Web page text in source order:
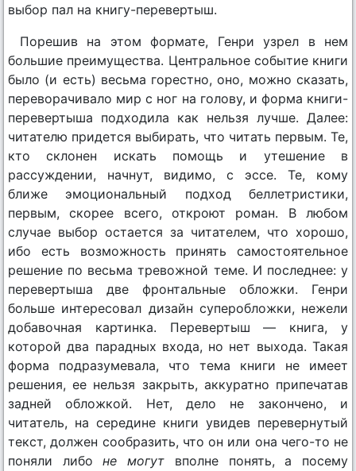
выбор пал на книгу-перевертыш.
Порешив на этом формате, Генри узрел в нем
большие преимущества. Центральное событие книги
было (и есть) весьма горестно, оно, можно сказать,
переворачивало мир с ног на голову, и форма книги-
перевертыша подходила как нельзя лучше. Далее:
читателю придется выбирать, что читать первым. Те,
кто склонен искать помощь и утешение в
рассуждении, начнут, видимо, с эссе. Те, кому
ближе эмоциональный подход беллетристики,
первым, скорее всего, откроют роман. В любом
случае выбор остается за читателем, что хорошо,
ибо есть возможность принять самостоятельное
решение по весьма тревожной теме. И последнее: у
перевертыша две фронтальные обложки. Генри
больше интересовал дизайн суперобложки, нежели
добавочная картинка. Перевертыш — книга, у
которой два парадных входа, но нет выхода. Такая
форма подразумевала, что тема книги не имеет
решения, ее нельзя закрыть, аккуратно припечатав
задней обложкой. Нет, дело не закончено, и
читатель, на середине книги увидев перевернутый
текст, должен сообразить, что он или она чего-то не
поняли либоне могут вполне понять, а посему